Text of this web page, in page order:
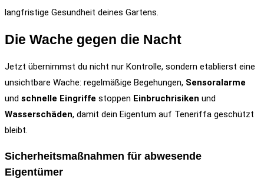
langfristige Gesundheit deines Gartens.
Die Wache gegen die Nacht
Jetzt übernimmst du nicht nur Kontrolle, sondern etablierst eine
unsichtbare Wache: regelmäßige Begehungen, Sensoralarme
und schnelle Eingriffe stoppen Einbruchrisiken und
Wasserschäden, damit dein Eigentum auf Teneriffa geschützt
bleibt.
Sicherheitsmaßnahmen für abwesende
Eigentümer